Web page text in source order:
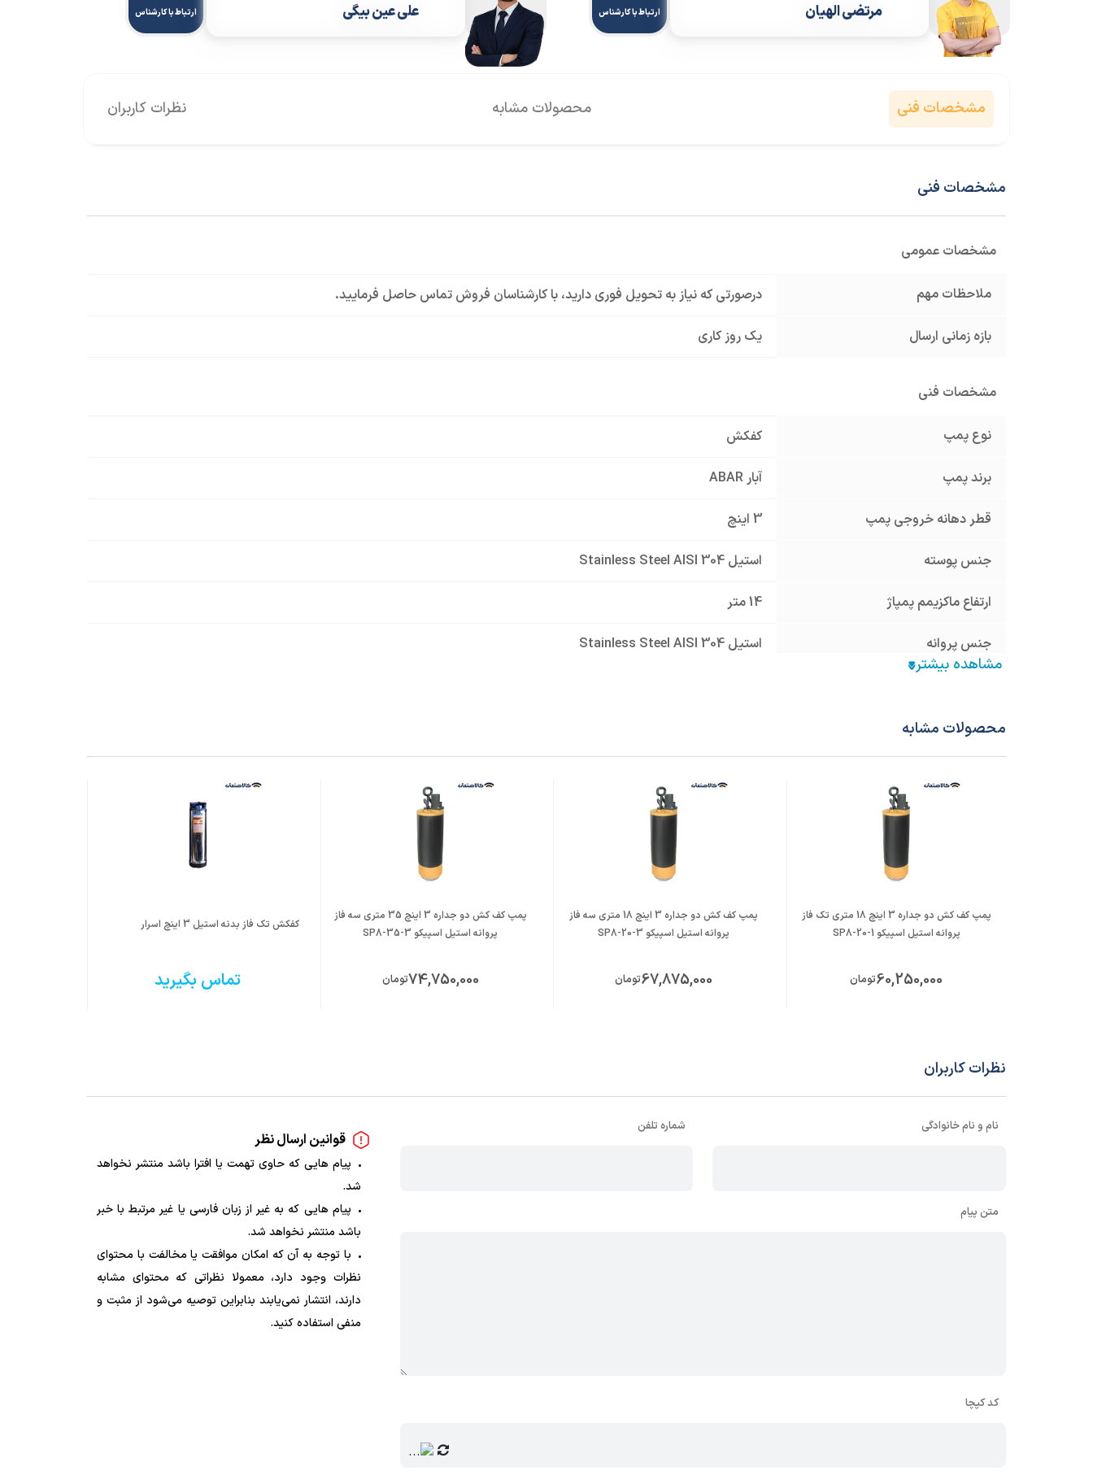
مرتضی الهیان ارتباط با کارشناس علی عین بیگی ارتباط با کارشناس
مشخصات فنی محصولات مشابه نظرات کاربران
مشخصات فنی
مشخصات عمومی
ملاحظات مهم درصورتی که نیاز به تحویل فوری دارید، با کارشناسان فروش تماس حاصل فرمایید.
بازه زمانی ارسال یک روز کاری
مشخصات فنی
نوع پمپ کفکش
برند پمپ آبار ABAR
قطر دهانه خروجی پمپ 3 اینچ
جنس پوسته استیل 304 Stainless Steel AISI
ارتفاع ماکزیمم پمپاژ 14 متر
جنس پروانه استیل 304 Stainless Steel AISI
سایر مشخصات
محصولات مشابه
پمپ کف کش دو جداره 3 اینچ 18 متری تک فاز
پروانه استیل اسپیکو SP8-20-1
60,250,000تومان
پمپ کف کش دو جداره 3 اینچ 18 متری سه فاز
پروانه استیل اسپیکو SP8-20-3
67,875,000تومان
پمپ کف کش دو جداره 3 اینچ 35 متری سه فاز
پروانه استیل اسپیکو SP8-35-3
74,750,000تومان
کفکش تک فاز بدنه استیل 3 اینچ اسرار
تماس بگیرید
نظرات کاربران
قوانین ارسال نظر
پیام هایی که حاوی تهمت یا افترا باشد منتشر نخواهد
شد.
پیام هایی که به غیر از زبان فارسی یا غیر مرتبط با خبر
باشد منتشر نخواهد شد.
با توجه به آن که امکان موافقت یا مخالفت با محتوای
نظرات وجود دارد، معمولا نظراتی که محتوای مشابه
دارند، انتشار نمی‌یابند بنابراین توصیه می‌شود از مثبت و
منفی استفاده کنید.
نام و نام خانوادگی شماره تلفن
متن پیام
کد کپچا